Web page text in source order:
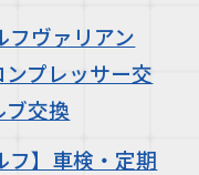
フヴァリアン
プレッサー交
交換
フ】車検・定期